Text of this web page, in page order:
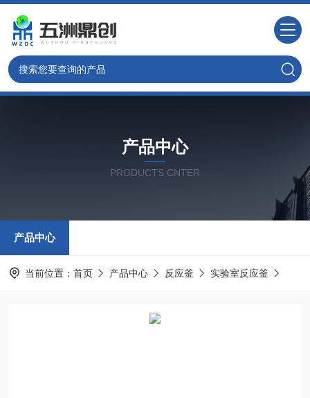
产品中心
PRODUCTS CNTER
产品中心
当前位置： 首页 产品中心 反应釜 实验室反应釜